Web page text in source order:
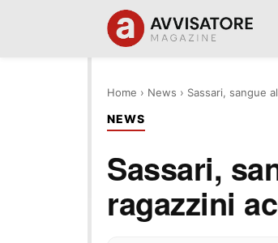
Home › News › Sassari, sangue
NEWS
Sassari,
ragazzini